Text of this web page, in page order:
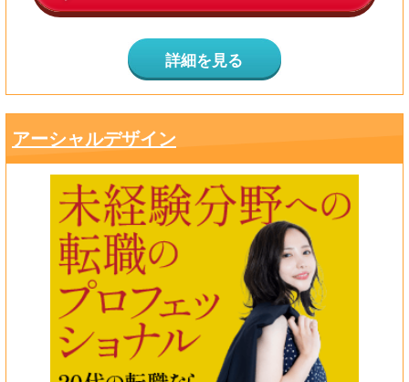
詳細を見る
アーシャルデザイン